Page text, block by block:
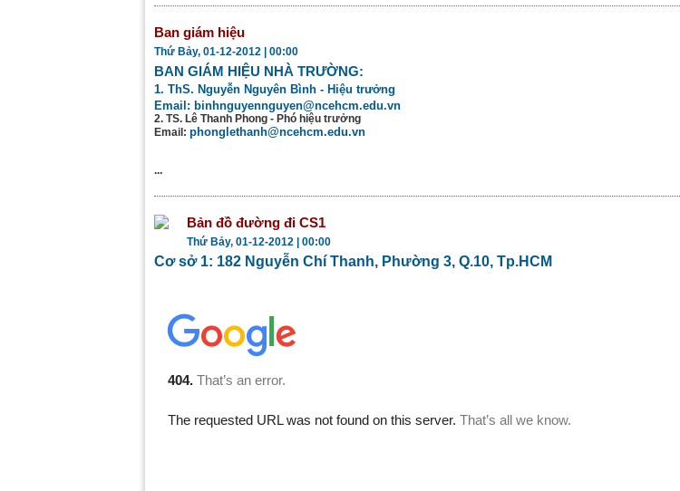
Ban giám hiệu
Thứ Bảy, 01-12-2012 | 00:00
BAN GIÁM HIỆU NHÀ TRƯỜNG:
1. ThS. Nguyễn Nguyên Bình - Hiệu trưởng
Email: binhnguyennguyen@ncehcm.edu.vn
2. TS. Lê Thanh Phong - Phó hiệu trưởng
Email: phonglethanh@ncehcm.edu.vn
...
Bản đồ đường đi CS1
Thứ Bảy, 01-12-2012 | 00:00
Cơ sở 1: 182 Nguyễn Chí Thanh, Phường 3, Q.10, Tp.HCM